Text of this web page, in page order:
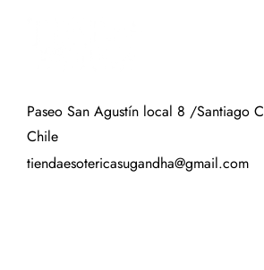
Paseo San Agustín local 8 /Santiago
Chile
tiendaesotericasugandha@gmail.com